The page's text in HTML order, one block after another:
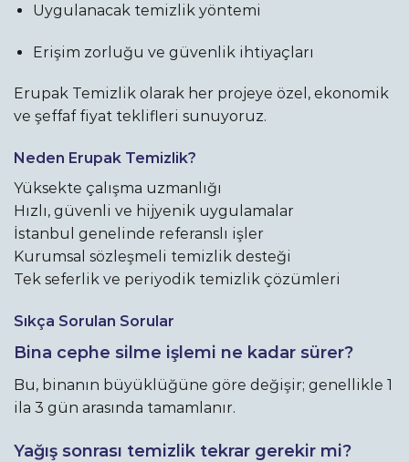
Uygulanacak temizlik yöntemi
Erişim zorluğu ve güvenlik ihtiyaçları
Erupak Temizlik olarak her projeye özel, ekonomik
ve şeffaf fiyat teklifleri sunuyoruz.
Neden Erupak Temizlik?
Yüksekte çalışma uzmanlığı
Hızlı, güvenli ve hijyenik uygulamalar
İstanbul genelinde referanslı işler
Kurumsal sözleşmeli temizlik desteği
Tek seferlik ve periyodik temizlik çözümleri
Sıkça Sorulan Sorular
Bina cephe silme işlemi ne kadar sürer?
Bu, binanın büyüklüğüne göre değişir; genellikle 1
ila 3 gün arasında tamamlanır.
Yağış sonrası temizlik tekrar gerekir mi?